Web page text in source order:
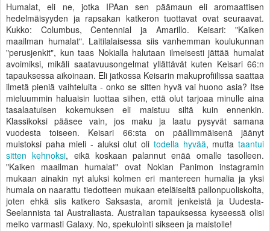
Humalat, eli ne, jotka IPAan sen päämaun eli aromaattisen
hedelmäisyyden ja rapsakan katkeron tuottavat ovat seuraavat.
Kukko: Columbus, Centennial ja Amarillo. Keisari: "Kaiken
maailman humalat". Laitilalaisessa siis vanhemman koulukunnan
"perusjenkit", kun taas Nokialla halutaan ilmeisesti jättää humalat
avoimiksi, mikäli saatavuusongelmat yllättävät kuten Keisari 66:n
tapauksessa aikoinaan. Eli jatkossa Keisarin makuprofiilissa saattaa
ilmetä pieniä vaihteluita - onko se sitten hyvä vai huono asia? Itse
mieluummin haluaisin luottaa siihen, että olut tarjoaa minulle aina
tasalaatuisen kokemuksen eli maistuu siltä kuin ennenkin.
Klassikoksi pääsee vain, jos maku ja laatu pysyvät samana
vuodesta toiseen. Keisari 66:sta on päällimmäisenä jäänyt
muistoksi paha mieli - aluksi olut oli todella hyvää, muttataantui
sitten kehnoksi, eikä koskaan palannut enää omalle tasolleen.
"Kaiken maailman humalat" ovat Nokian Panimon instagramin
mukaan ainakin nyt aluksi kolmen eri mantereen humalia ja yksi
humala on naarattu tiedotteen mukaan eteläiseltä pallonpuoliskolta,
joten ehkä siis katkero Saksasta, aromit jenkeistä ja Uudesta-
Seelannista tai Australiasta. Australian tapauksessa kyseessä olisi
melko varmasti Galaxy. No, spekulointi sikseen ja maistolle!